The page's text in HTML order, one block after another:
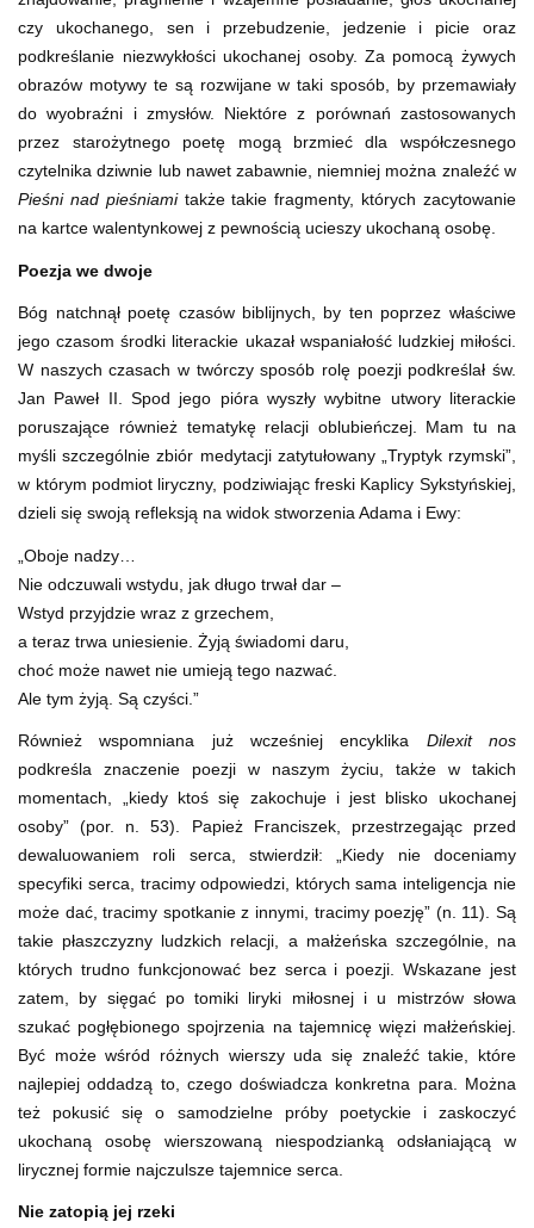
czy ukochanego, sen i przebudzenie, jedzenie i picie oraz
podkreślanie niezwykłości ukochanej osoby. Za pomocą żywych
obrazów motywy te są rozwijane w taki sposób, by przemawiały
do wyobraźni i zmysłów. Niektóre z porównań zastosowanych
przez starożytnego poetę mogą brzmieć dla współczesnego
czytelnika dziwnie lub nawet zabawnie, niemniej można znaleźć w
Pieśni nad pieśniamitakże takie fragmenty, których zacytowanie
na kartce walentynkowej z pewnością ucieszy ukochaną osobę.
Poezja we dwoje
Bóg natchnął poetę czasów biblijnych, by ten poprzez właściwe
jego czasom środki literackie ukazał wspaniałość ludzkiej miłości.
W naszych czasach w twórczy sposób rolę poezji podkreślał św.
Jan Paweł II. Spod jego pióra wyszły wybitne utwory literackie
poruszające również tematykę relacji oblubieńczej. Mam tu na
myśli szczególnie zbiór medytacji zatytułowany „Tryptyk rzymski”,
w którym podmiot liryczny, podziwiając freski Kaplicy Sykstyńskiej,
dzieli się swoją refleksją na widok stworzenia Adama i Ewy:
„Oboje nadzy…
Nie odczuwali wstydu, jak długo trwał dar –
Wstyd przyjdzie wraz z grzechem,
a teraz trwa uniesienie. Żyją świadomi daru,
choć może nawet nie umieją tego nazwać.
Ale tym żyją. Są czyści.”
Również wspomniana już wcześniej encyklika Dilexit nos
podkreśla znaczenie poezji w naszym życiu, także w takich
momentach, „kiedy ktoś się zakochuje i jest blisko ukochanej
osoby” (por. n. 53). Papież Franciszek, przestrzegając przed
dewaluowaniem roli serca, stwierdził: „Kiedy nie doceniamy
specyfiki serca, tracimy odpowiedzi, których sama inteligencja nie
może dać, tracimy spotkanie z innymi, tracimy poezję” (n. 11). Są
takie płaszczyzny ludzkich relacji, a małżeńska szczególnie, na
których trudno funkcjonować bez serca i poezji. Wskazane jest
zatem, by sięgać po tomiki liryki miłosnej i u mistrzów słowa
szukać pogłębionego spojrzenia na tajemnicę więzi małżeńskiej.
Być może wśród różnych wierszy uda się znaleźć takie, które
najlepiej oddadzą to, czego doświadcza konkretna para. Można
też pokusić się o samodzielne próby poetyckie i zaskoczyć
ukochaną osobę wierszowaną niespodzianką odsłaniającą w
lirycznej formie najczulsze tajemnice serca.
Nie zatopią jej rzeki